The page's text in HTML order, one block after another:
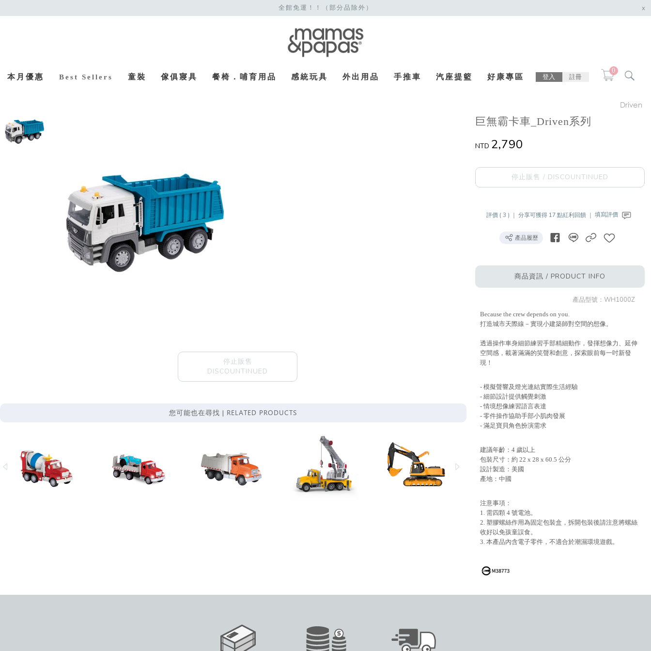
全館免運！！（部分品除外） x
本月優惠 Best Sellers 童裝 傢俱寢具 餐椅．哺育用品 感統玩具 外出用品 手推車 汽座提籃 好康專區 登入 註冊
0
Driven
巨無霸卡車_Driven系列
NTD 2,790
停止販售 / DISCOUNTINUED
評價 ( 3 ) ｜分享可獲得 17 點紅利回饋 ｜填寫評價
產品履歷
商品資訊 / PRODUCT INFO
產品型號： WH1000Z
Because the crew depends on you.
打造城市天際線－實現小建築師對空間的想像。
透過操作車身細節練習手部精細動作，發揮想像力、延伸
空間感，載著滿滿的笑聲和創意，探索眼前每一吋新發
現！
- 模擬聲響及燈光連結實際生活經驗
- 細節設計提供觸覺刺激
- 情境想像練習語言表達
- 零件操作協助手部小肌肉發展
- 滿足寶貝角色扮演需求
建議年齡：4 歲以上
包裝尺寸：約 22 x 28 x 60.5 公分
設計製造：美國
產地：中國
注意事項：
1. 需四顆 4 號電池。
2. 塑膠螺絲作用為固定包裝盒，拆開包裝後請注意將螺絲
收好以免孩童誤食。
3. 本產品內含電子零件，不適合於潮濕環境遊戲。
停止販售
DISCOUNTINUED
您可能也在尋找 | RELATED PRODUCTS